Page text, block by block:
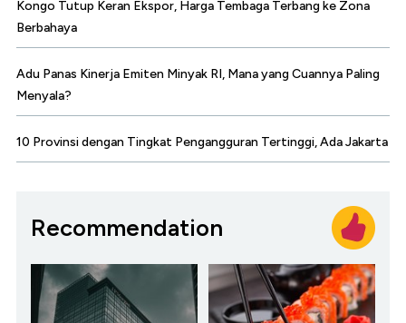
Kongo Tutup Keran Ekspor, Harga Tembaga Terbang ke Zona
Berbahaya
Adu Panas Kinerja Emiten Minyak RI, Mana yang Cuannya Paling
Menyala?
10 Provinsi dengan Tingkat Pengangguran Tertinggi, Ada Jakarta
Recommendation